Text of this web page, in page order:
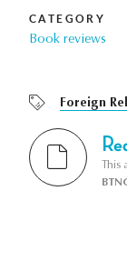
CATEGORY
Book reviews
Foreign